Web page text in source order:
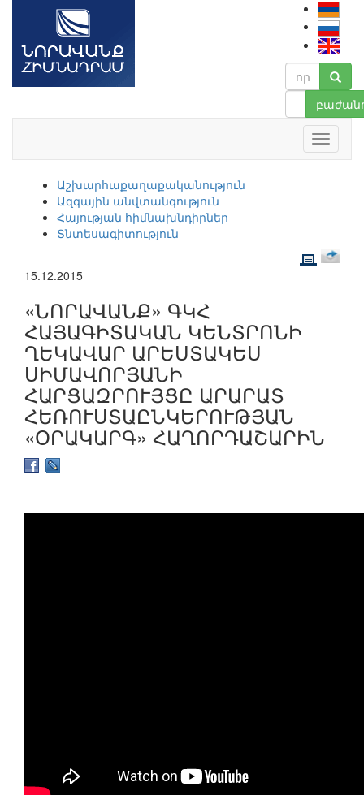
Աշխարհաքաղաքականություն
Ազգային անվտանգություն
Հայության հիմնախնդիրներ
Տնտեսագիտություն
15.12.2015
«ՆՈՐԱՎԱՆՔ» ԳԿՀ
ՀԱՅԱԳԻՏԱԿԱՆ ԿԵՆՏՐՈՆԻ
ՂԵԿԱՎԱՐ ԱՐԵՍՏԱԿԵՍ
ՍԻՄԱՎՈՐՅԱՆԻ
ՀԱՐՑԱԶՐՈՒՅՑԸ ԱՐԱՐԱՏ
ՀԵՌՈՒՍՏԱԸՆԿԵՐՈՒԹՅԱՆ
«ՕՐԱԿԱՐԳ» ՀԱՂՈՐԴԱՇԱՐԻՆ